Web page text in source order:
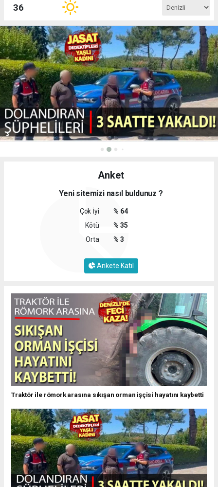
36
Anket
Yeni sitemizi nasıl buldunuz ?
Çok İyi
% 64
Kötü
% 35
Orta
% 3
Ankete Katıl
Traktör ile römork arasına sıkışan orman işçisi hayatını kaybetti